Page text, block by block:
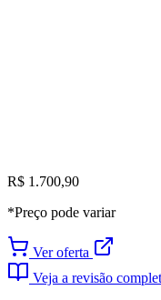
R$ 1.700,90
*Preço pode variar
Ver oferta
Veja a revisão